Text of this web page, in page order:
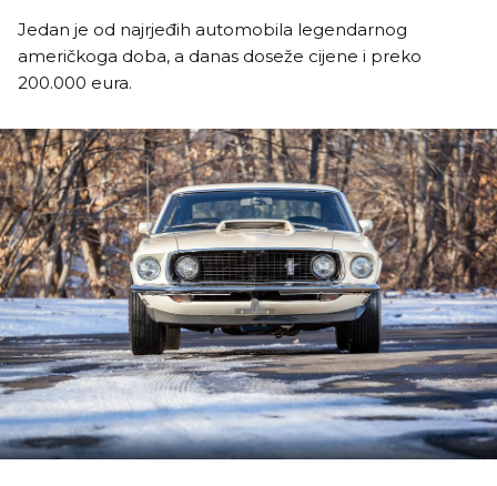
Jedan je od najrjeđih automobila legendarnog
američkoga doba, a danas doseže cijene i preko
200.000 eura.